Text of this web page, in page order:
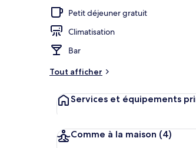
Petit déjeuner gratuit
Climatisation
Bar
Tout afficher
Services et équipements
Comme à la maison (4)